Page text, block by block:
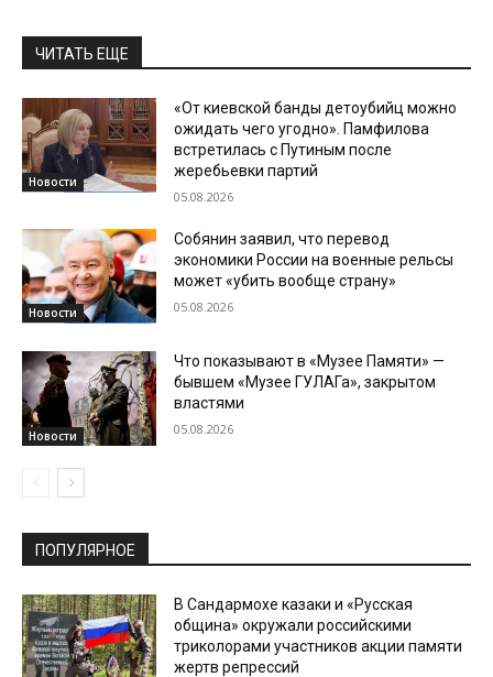
ЧИТАТЬ ЕЩЕ
Новости
«От киевской банды детоубийц можно
ожидать чего угодно». Памфилова
встретилась с Путиным после
жеребьевки партий
05.08.2026
Новости
Собянин заявил, что перевод
экономики России на военные рельсы
может «убить вообще страну»
05.08.2026
Новости
Что показывают в «Музее Памяти» —
бывшем «Музее ГУЛАГа», закрытом
властями
05.08.2026
ПОПУЛЯРНОЕ
В Сандармохе казаки и «Русская
община» окружали российскими
триколорами участников акции памяти
жертв репрессий